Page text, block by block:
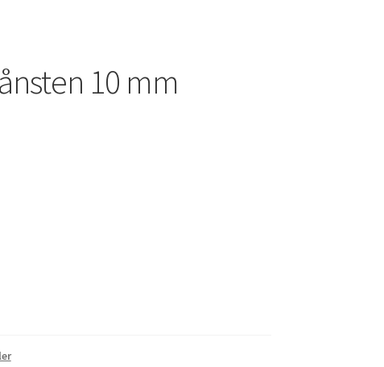
10 mm